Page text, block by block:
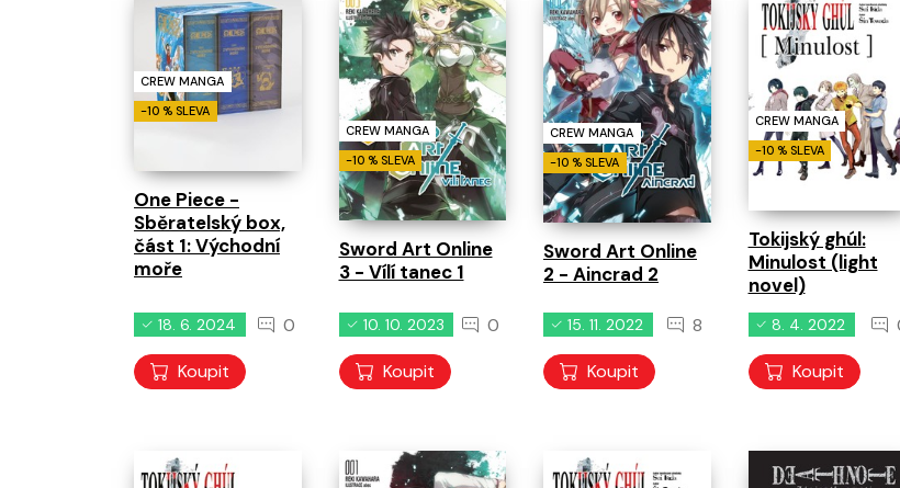
CREW MANGA
-10 % SLEVA
One Piece -
Sběratelský box,
část 1: Východní
moře
18. 6. 2024
0
Koupit
CREW MANGA
-10 % SLEVA
Sword Art Online
3 - Vílí tanec 1
10. 10. 2023
0
Koupit
CREW MANGA
-10 % SLEVA
Sword Art Online
2 - Aincrad 2
15. 11. 2022
8
Koupit
CREW MANGA
-10 % SLEVA
Tokijský ghúl:
Minulost (light
novel)
8. 4. 2022
Koupit